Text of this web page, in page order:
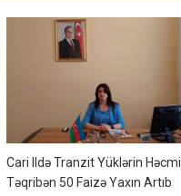
Cari Ildə Tranzit Yüklərin Həcmi
Təqribən 50 Faizə Yaxın Artıb